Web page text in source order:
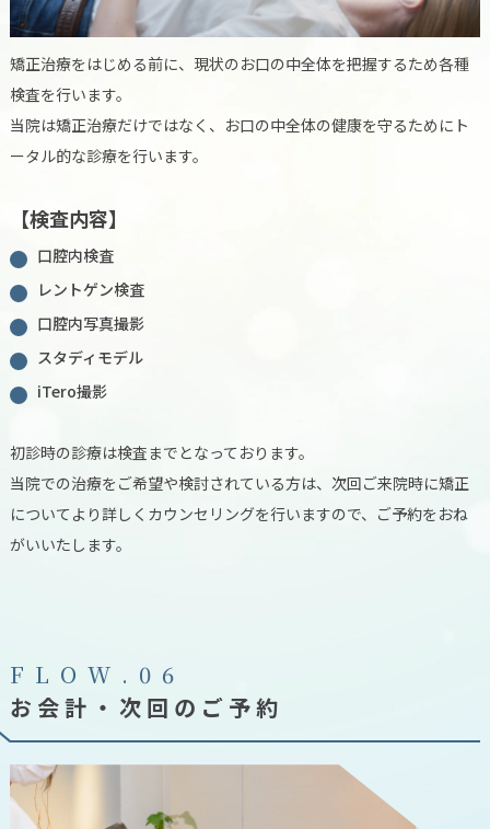
矯正治療をはじめる前に、現状のお口の中全体を把握するため各種
検査を行います。
当院は矯正治療だけではなく、お口の中全体の健康を守るためにト
ータル的な診療を行います。
【検査内容】
口腔内検査
レントゲン検査
口腔内写真撮影
スタディモデル
iTero撮影
初診時の診療は検査までとなっております。
当院での治療をご希望や検討されている方は、次回ご来院時に矯正
についてより詳しくカウンセリングを行いますので、ご予約をおね
がいいたします。
F L O W . 0 6
お会計・次回のご予約